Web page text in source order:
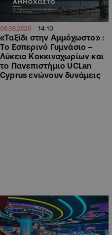
06.08.2026 14:10
«Ταξίδι στην Αμμόχωστο» :
Το Εσπερινό Γυμνάσιο –
Λύκειο Κοκκινοχωρίων και
το Πανεπιστήμιο UCLan
Cyprus ενώνουν δυνάμεις